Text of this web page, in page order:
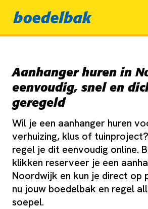
Aanhanger huren in
eenvoudig, snel en
geregeld
Wil je een aanhanger huren
verhuizing, klus of
regel je dit eenvoudig online.
klikken reserveer je een
Noordwijk en kun je direct op
nu jouw boedelbak en regel
soepel.